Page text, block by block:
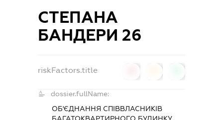
СТЕПАНА
БАНДЕРИ 26
riskFactors.title
dossier.fullName:
ОБ'ЄДНАННЯ СПІВВЛАСНИКІВ